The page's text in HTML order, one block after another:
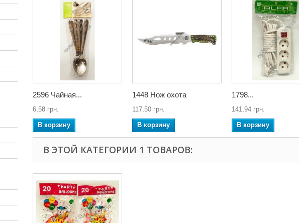
2596 Чайная...
6,58 грн.
В корзину
1448 Нож охота
117,50 грн.
В корзину
1798...
141,94 грн.
В корзину
В ЭТОЙ КАТЕГОРИИ 1 ТОВАРОВ: